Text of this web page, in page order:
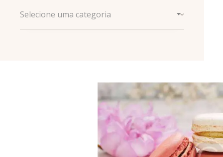
Selecione uma categoria